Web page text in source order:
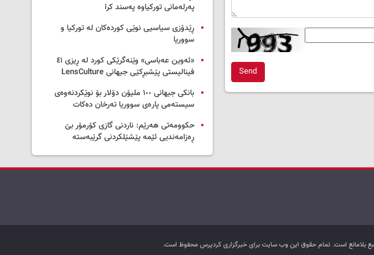
Send
پەرلەمانی تورکیاوە پەسند کرا
ڕێدۆزی سیاسیی نوێی کوردەکان لە تورکیا و
سووریا
«ئەوین عەباسی» وێنەگرێکی کورد لە ڕیزی ٤١
فینالیستی پێشبڕکێی جیهانی LensCulture
بانکی جیهانی ١٠٠ ملیۆن دۆلار بۆ نوێکردنەوەی
سیستەمی پارەی سووریا تەرخان دەکات
حکوومەتی هەرێم: ناردنی گازی کۆرمۆر بێ
ڕەزامەندیی ئێمە پێشێلکردنی گرێبەستە
بلامانع است. تمام حقوق این وب سایت برای خبرگزاری کردپرس محفوظ است.